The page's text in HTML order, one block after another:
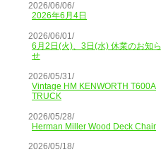
2026/06/06/
2026年6月4日
2026/06/01/
6月2日(火)、3日(水) 休業のお知ら
せ
2026/05/31/
Vintage HM KENWORTH T600A
TRUCK
2026/05/28/
Herman Miller Wood Deck Chair
2026/05/18/